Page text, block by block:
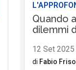
Quando
dilemmi
12 Set 2025
di Fabio